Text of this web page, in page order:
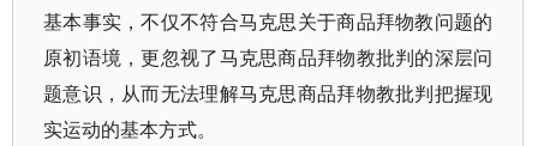
基本事实，不仅不符合马克思关于商品拜物教问题的
原初语境，更忽视了马克思商品拜物教批判的深层问
题意识，从而无法理解马克思商品拜物教批判把握现
实运动的基本方式。